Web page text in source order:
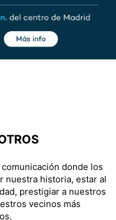
donde los
nuestra historia, estar al
prestigiar a nuestros
vecinos más